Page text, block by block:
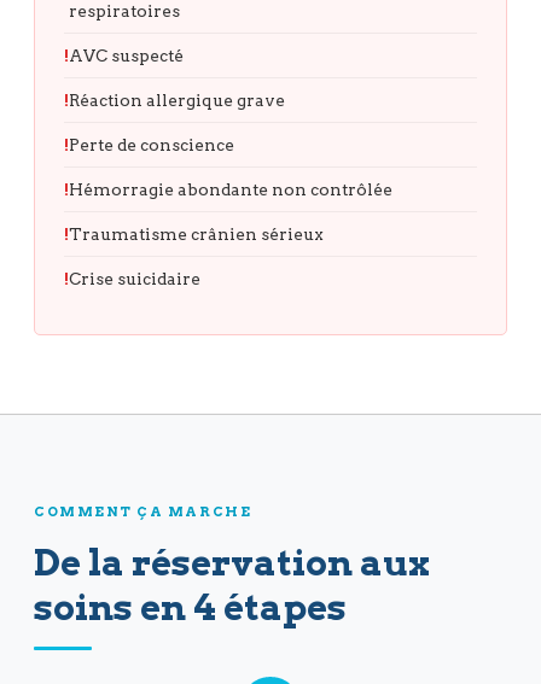
respiratoires
AVC suspecté
Réaction allergique grave
Perte de conscience
Hémorragie abondante non contrôlée
Traumatisme crânien sérieux
Crise suicidaire
COMMENT ÇA MARCHE
De la réservation aux
soins en 4 étapes